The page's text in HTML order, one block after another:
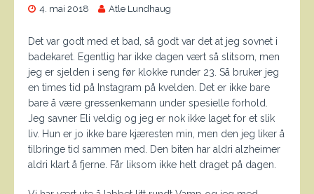
4. mai 2018 Atle Lundhaug
Det var godt med et bad, så godt var det at jeg sovnet i
badekaret. Egentlig har ikke dagen vært så slitsom, men
jeg er sjelden i seng før klokke runder 23. Så bruker jeg
en times tid på Instagram på kvelden. Det er ikke bare
bare å være gressenkemann under spesielle forhold.
Jeg savner Eli veldig og jeg er nok ikke laget for et slik
liv. Hun er jo ikke bare kjæresten min, men den jeg liker å
tilbringe tid sammen med. Den biten har aldri alzheimer
aldri klart å fjerne. Får liksom ikke helt draget på dagen.